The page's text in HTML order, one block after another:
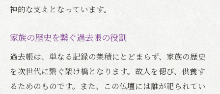
家族の絆を深める仏壇と過去帳の活用法
仏壇と過去帳が創り出す心の安定
神的な支えとなっています。
家族の歴史を繋ぐ過去帳の役割
過去帳は、単なる記録の集積にとどまらず、家族の歴史
を次世代に繋ぐ架け橋となります。故人を偲び、供養す
るためのものです。また、この仏壇には誰が祀られてい